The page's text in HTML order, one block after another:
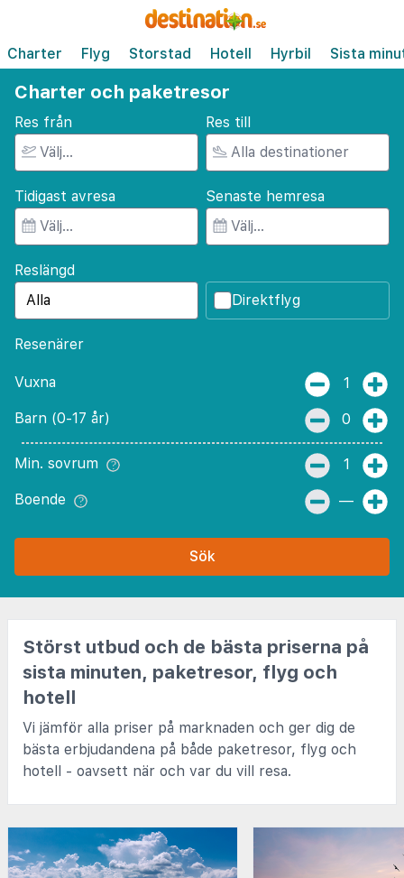
Charter Flyg Storstad Hotell Hyrbil Sista
Charter och paketresor
Res från Res till
Tidigast avresa Senaste hemresa
Reslängd
Direktflyg
Resenärer
Vuxna 1
Barn (0-17 år) 0
Min. sovrum 1
Boende —
Sök
Störst utbud och de bästa priserna på
sista minuten, paketresor, flyg och
hotell
Vi jämför alla priser på marknaden och ger dig de
bästa erbjudandena på både paketresor, flyg och
hotell - oavsett när och var du vill resa.